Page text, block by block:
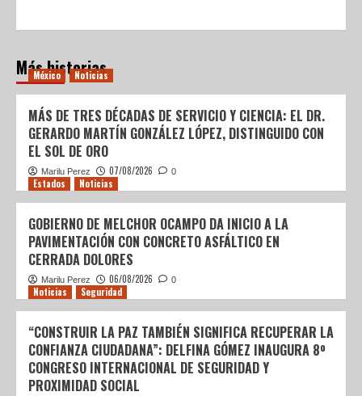
Más historias
México Noticias
MÁS DE TRES DÉCADAS DE SERVICIO Y CIENCIA: EL DR.
GERARDO MARTÍN GONZÁLEZ LÓPEZ, DISTINGUIDO CON
EL SOL DE ORO
Marilu Perez 07/08/2026 0
Estados Noticias
GOBIERNO DE MELCHOR OCAMPO DA INICIO A LA
PAVIMENTACIÓN CON CONCRETO ASFÁLTICO EN
CERRADA DOLORES
Marilu Perez 06/08/2026 0
Noticias Seguridad
“CONSTRUIR LA PAZ TAMBIÉN SIGNIFICA RECUPERAR LA
CONFIANZA CIUDADANA”: DELFINA GÓMEZ INAUGURA 8º
CONGRESO INTERNACIONAL DE SEGURIDAD Y
PROXIMIDAD SOCIAL